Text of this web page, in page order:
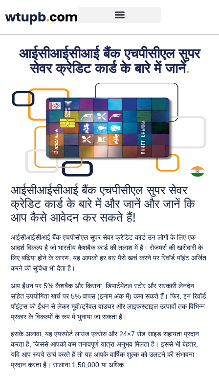
आईसीआईसीआई बैंक एचपीसीएल सुपर
सेवर क्रेडिट कार्ड के बारे में जानें.
आईसीआईसीआई बैंक एचपीसीएल सुपर सेवर
क्रेडिट कार्ड के बारे में और जानें और जानें कि
आप कैसे आवेदन कर सकते हैं!
आईसीआईसीआई बैंक एचपीसीएल सुपर सेवर क्रेडिट कार्ड उन लोगों के लिए एक
आदर्श विकल्प है जो भारतीय कैशबैक कार्ड की तलाश में हैं। रोजमर्रा की खरीदारी के
लिए बढ़िया होने के कारण, यह आपको हर बार पैसे खर्च करने पर रिवॉर्ड पॉइंट अर्जित
करने की सुविधा भी देता है।
आप ईंधन पर 5% कैशबैक और किराना, डिपार्टमेंटल स्टोर और सरकारी लेनदेन
सहित उपयोगिता खर्च पर 5% वापस (इनाम अंक में) कमा सकते हैं। फिर, इन रिवॉर्ड
पॉइंट्स को ईंधन से लेकर मूवी/ट्रैवल वाउचर और लाइफस्टाइल उत्पादों तक विभिन्न
प्रकार के विकल्पों के रूप में भुनाया जा सकता है।
इसके अलावा, यह एयरपोर्ट लाउंज एक्सेस और 24×7 रोड साइड सहायता प्रदान
करता है, जिससे आपको कम तनावपूर्ण यात्रा अनुभव मिलता है। इससे भी बेहतर,
यदि आप रुपये खर्च करते हैं तो यह आपके वार्षिक शुल्क को उलटने की संभावना
प्रदान करता है। सालाना 1,50,000 या अधिक.